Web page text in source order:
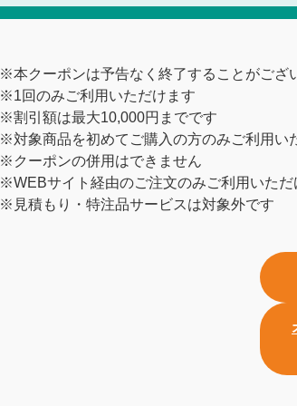
※本クーポンは予告なく終了することがござ
※1回のみご利用いただけます
※割引額は最大10,000円までです
※対象商品を初めてご購入の方のみご利用い
※クーポンの併用はできません
※WEBサイト経由のご注文のみご利用いただ
※見積もり・特注品サービスは対象外です